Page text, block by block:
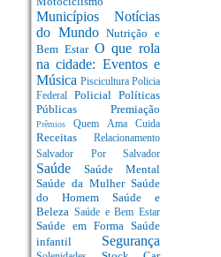
Municípios Notícias
do MundoNutrição e
Bem Estar O que rola
na cidade: Eventos e
Música Piscicultura Policia
Federal Policial Políticas
Públicas Premiação
PrêmiosQuem Ama Cuida
Receitas Relacionamento
Salvador Por Salvador
Saúde Saúde Mental
Saúde da Mulher Saúde
do Homem Saúde e
Beleza Saúde e Bem Estar
Saúde em Forma Saúde
infantil Segurança